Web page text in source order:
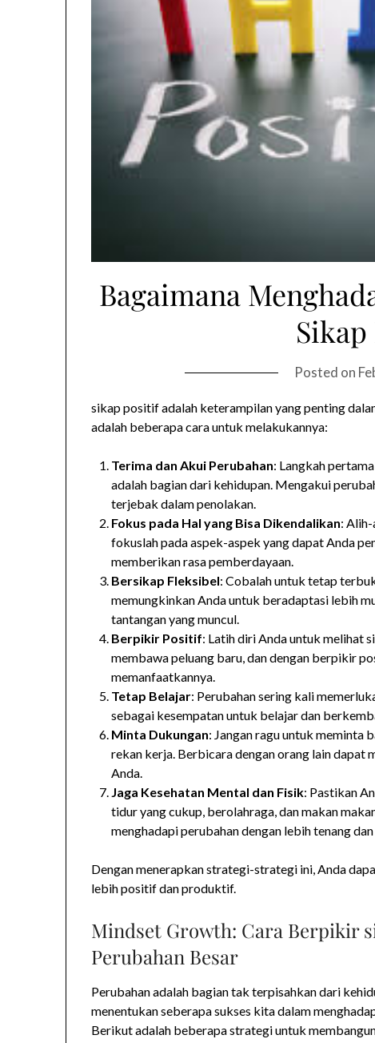
Bagaimana
Posted on
sikap positif adalah keterampilan yang penting
adalah beberapa cara untuk melakukannya:
Terima dan Akui Perubahan: Langkah
adalah bagian dari kehidupan. Mengakui
terjebak dalam penolakan.
Fokus pada Hal yang Bisa Dikendalikan:
fokuslah pada aspek-aspek yang dapat Anda
memberikan rasa pemberdayaan.
Bersikap Fleksibel: Cobalah untuk tetap
memungkinkan Anda untuk beradaptasi lebih
tantangan yang muncul.
Berpikir Positif: Latih diri Anda untuk melihat
membawa peluang baru, dan dengan berpikir
memanfaatkannya.
Tetap Belajar: Perubahan sering kali
sebagai kesempatan untuk belajar dan
Minta Dukungan: Jangan ragu untuk meminta
rekan kerja. Berbicara dengan orang lain
Anda.
Jaga Kesehatan Mental dan Fisik: Pastikan
tidur yang cukup, berolahraga, dan makan
menghadapi perubahan dengan lebih tenang
Dengan menerapkan strategi-strategi ini, Anda
lebih positif dan produktif.
Mindset Growth: Cara Berpikir
Perubahan Besar
Perubahan adalah bagian tak terpisahkan dari
menentukan seberapa sukses kita dalam
Berikut adalah beberapa strategi untuk